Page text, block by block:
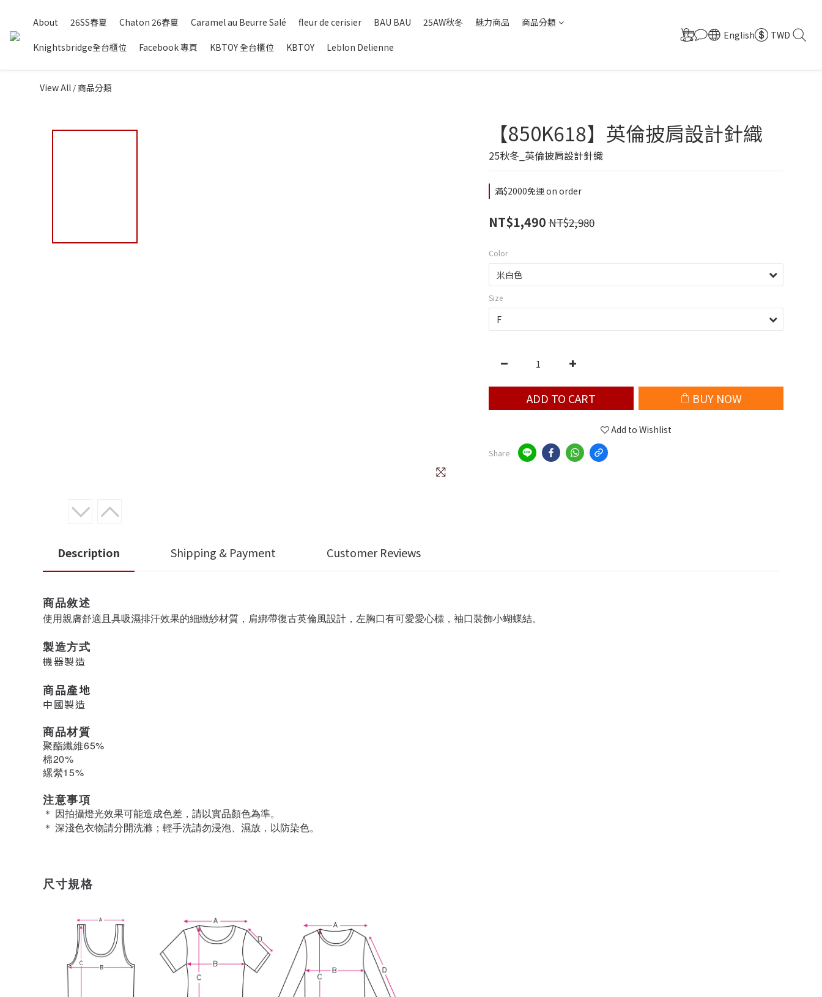
About 26SS春夏 Chaton 26春夏 Caramel au Beurre Salé fleur de cerisier BAU BAU 25AW秋冬 魅力商品 商品分類
Knightsbridge全台櫃位 Facebook 專頁 KBTOY 全台櫃位 KBTOY Leblon Delienne
English TWD
View All /商品分類
【850K618】英倫披肩設計針織
25秋冬_英倫披肩設計針織
滿$2000免運 on order
NT$1,490NT$2,980
Color
Size
ADD TO CART BUY NOW
Add to Wishlist
Share
Description Shipping & Payment Customer Reviews
商品敘述
使用 親膚舒適且 具吸濕排汗效果的細緻紗材質 ，肩綁帶復古英倫風設計，左胸口有可愛愛心標，袖口裝飾小蝴蝶結。
製造方式
機器製造
商品產地
中國製造
商品材質
聚酯纖維65%
棉20%
縲縈15%
注意事項
＊ 因拍攝燈光效果可能造成色差，請以實品顏色為準。
＊ 深淺色衣物請分開洗滌；輕手洗請勿浸泡、濕放，以防染色。
尺寸規格